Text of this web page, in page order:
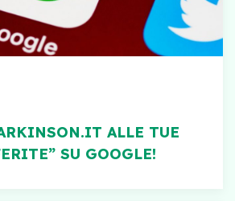
ALLE TUE
SU GOOGLE!